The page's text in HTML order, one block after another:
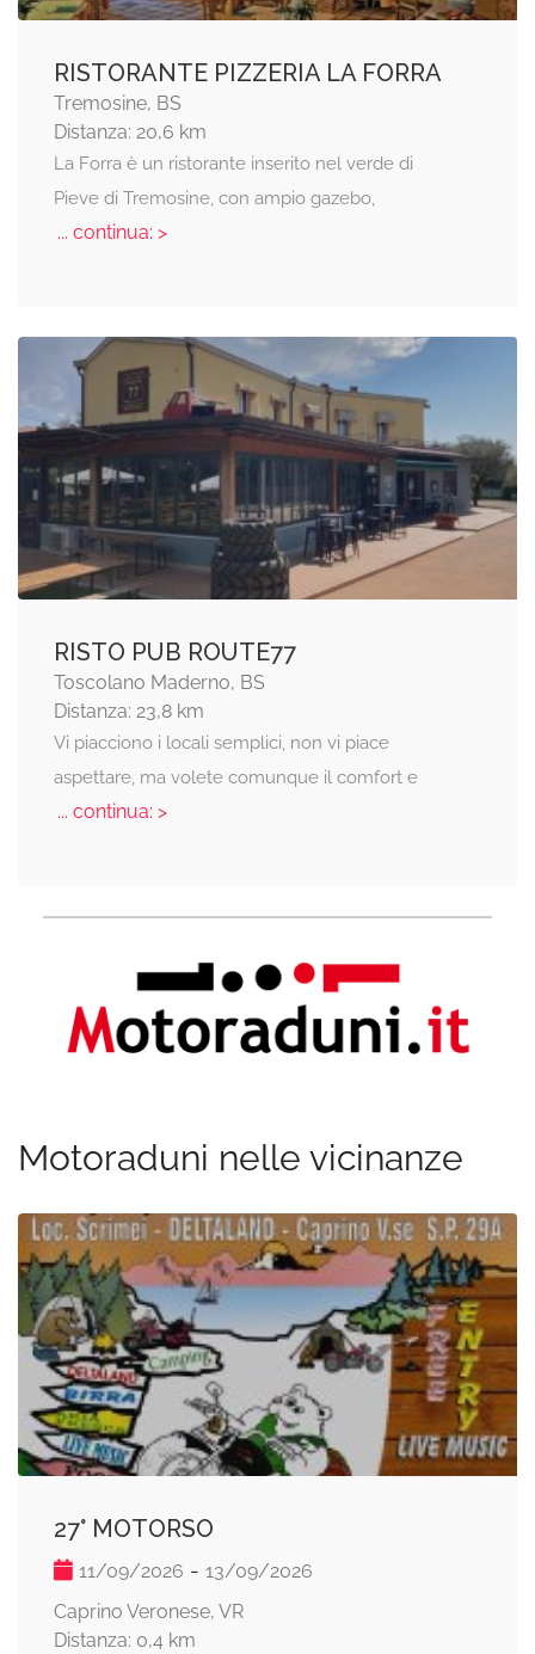
RISTORANTE PIZZERIA LA FORRA
Tremosine, BS
Distanza: 20,6 km
La Forra è un ristorante inserito nel verde di
Pieve di Tremosine, con ampio gazebo,
... continua: >
RISTO PUB ROUTE77
Toscolano Maderno, BS
Distanza: 23,8 km
Vi piacciono i locali semplici, non vi piace
aspettare, ma volete comunque il comfort e
... continua: >
Motoraduni nelle vicinanze
27° MOTORSO
11/09/2026 - 13/09/2026
Caprino Veronese, VR
Distanza: 0,4 km